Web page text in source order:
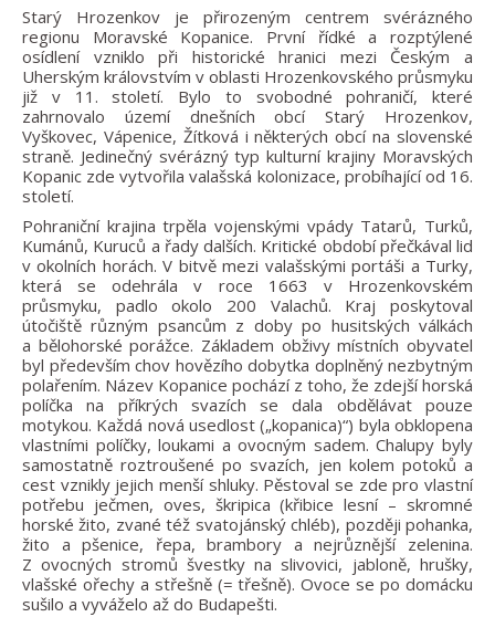
Starý Hrozenkov je přirozeným centrem svérázného
regionu Moravské Kopanice. První řídké a rozptýlené
osídlení vzniklo při historické hranici mezi Českým a
Uherským královstvím v oblasti Hrozenkovského průsmyku
již v 11. století. Bylo to svobodné pohraničí, které
zahrnovalo území dnešních obcí Starý Hrozenkov,
Vyškovec, Vápenice, Žítková i některých obcí na slovenské
straně. Jedinečný svérázný typ kulturní krajiny Moravských
Kopanic zde vytvořila valašská kolonizace, probíhající od 16.
století.
Pohraniční krajina trpěla vojenskými vpády Tatarů, Turků,
Kumánů, Kuruců a řady dalších. Kritické období přečkával lid
v okolních horách. V bitvě mezi valašskými portáši a Turky,
která se odehrála v roce 1663 v Hrozenkovském
průsmyku, padlo okolo 200 Valachů. Kraj poskytoval
útočiště různým psancům z doby po husitských válkách
a bělohorské porážce. Základem obživy místních obyvatel
byl především chov hovězího dobytka doplněný nezbytným
polařením. Název Kopanice pochází z toho, že zdejší horská
políčka na příkrých svazích se dala obdělávat pouze
motykou. Každá nová usedlost („kopanica)“) byla obklopena
vlastními políčky, loukami a ovocným sadem. Chalupy byly
samostatně roztroušené po svazích, jen kolem potoků a
cest vznikly jejich menší shluky. Pěstoval se zde pro vlastní
potřebu ječmen, oves, škripica (křibice lesní – skromné
horské žito, zvané též svatojánský chléb), později pohanka,
žito a pšenice, řepa, brambory a nejrůznější zelenina.
Z ovocných stromů švestky na slivovici, jabloně, hrušky,
vlašské ořechy a střešně (= třešně). Ovoce se po domácku
sušilo a vyváželo až do Budapešti.